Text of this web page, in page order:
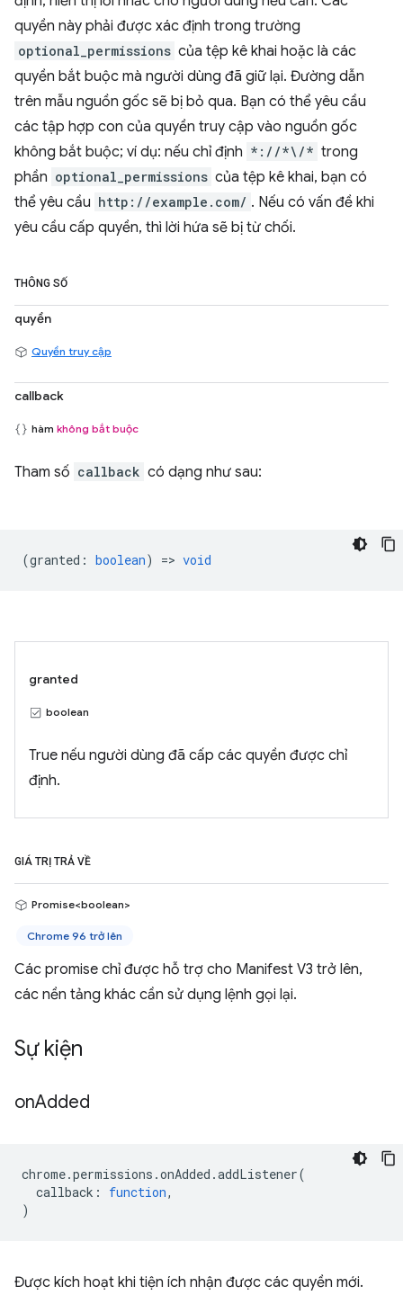
quyền này phải được xác định trong trường
optional_permissions của tệp kê khai hoặc là các
quyền bắt buộc mà người dùng đã giữ lại. Đường dẫn
trên mẫu nguồn gốc sẽ bị bỏ qua. Bạn có thể yêu cầu
các tập hợp con của quyền truy cập vào nguồn gốc
không bắt buộc; ví dụ: nếu chỉ định *://*\/* trong
phần optional_permissions của tệp kê khai, bạn có
thể yêu cầu http://example.com/ . Nếu có vấn đề khi
yêu cầu cấp quyền, thì lời hứa sẽ bị từ chối.
THÔNG SỐ
quyền
Quyền truy cập
callback
hàm không bắt buộc
Tham số callback có dạng như sau:
(granted : boolean) => void
granted
boolean
True nếu người dùng đã cấp các quyền được chỉ
định.
GIÁ TRỊ TRẢ VỀ
Promise<boolean>
Chrome 96 trở lên
Các promise chỉ được hỗ trợ cho Manifest V3 trở lên,
các nền tảng khác cần sử dụng lệnh gọi lại.
Sự kiện
onAdded
chrome.permissions .onAdded .addListener(
callback : function,
)
Được kích hoạt khi tiện ích nhận được các quyền mới.